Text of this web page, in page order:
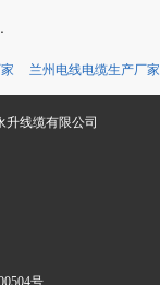
兰州电线电缆生产厂家
升线缆有限公司
号